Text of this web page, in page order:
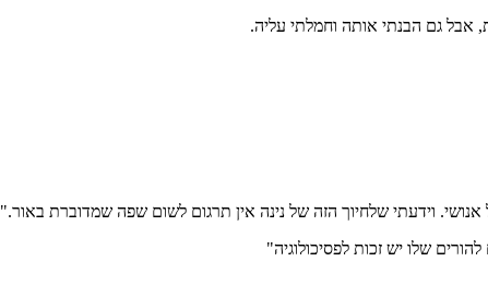
אבל גם הבנתי אותה וחמלתי עליה.
וידעתי שלחיוך הזה של נינה אין תרגום לשום שפה שמדוברת באור."
שלו יש זכות לפסיכולוגיה"